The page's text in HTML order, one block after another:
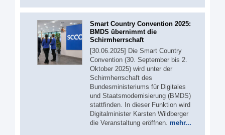
Smart Country Convention 2025:
BMDS übernimmt die
Schirmherrschaft
[30.06.2025] Die Smart Country
Convention (30. September bis 2.
Oktober 2025) wird unter der
Schirmherrschaft des
Bundesministeriums für Digitales
und Staatsmodernisierung (BMDS)
stattfinden. In dieser Funktion wird
Digitalminister Karsten Wildberger
die Veranstaltung eröffnen. mehr...